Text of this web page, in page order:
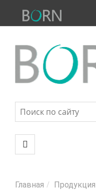
ПРОДУКЦИЯ
Главная Продукция